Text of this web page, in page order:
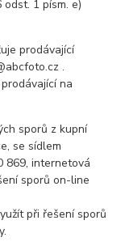
1 písm. e)
prodávající
.
na
sporů z kupní
se sídlem
869, internetová
sporů on-line
při řešení sporů